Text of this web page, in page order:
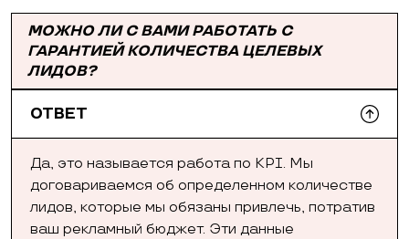
МОЖНО ЛИ С ВАМИ РАБОТАТЬ С
ГАРАНТИЕЙ КОЛИЧЕСТВА ЦЕЛЕВЫХ
ЛИДОВ?
ОТВЕТ
Да, это называется работа по KPI. Мы
договариваемся об определенном количестве
лидов, которые мы обязаны привлечь, потратив
ваш рекламный бюджет. Эти данные